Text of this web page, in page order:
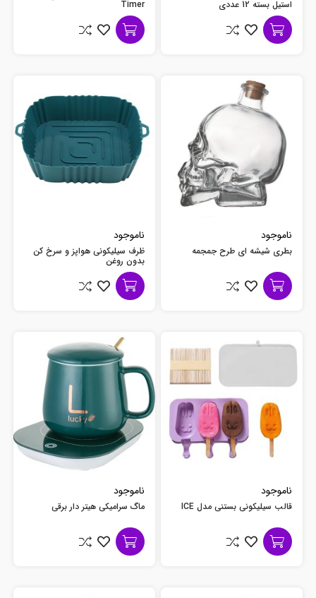
استیل بسته 12 عددی Timer
ناموجود
بطری شیشه ای طرح جمجمه
ناموجود
ظرف سیلیکونی هواپز و سرخ کن
بدون روغن
ناموجود
قالب سیلیکونی بستنی مدل ICE
ناموجود
ماگ سرامیکی هیتر دار برقی